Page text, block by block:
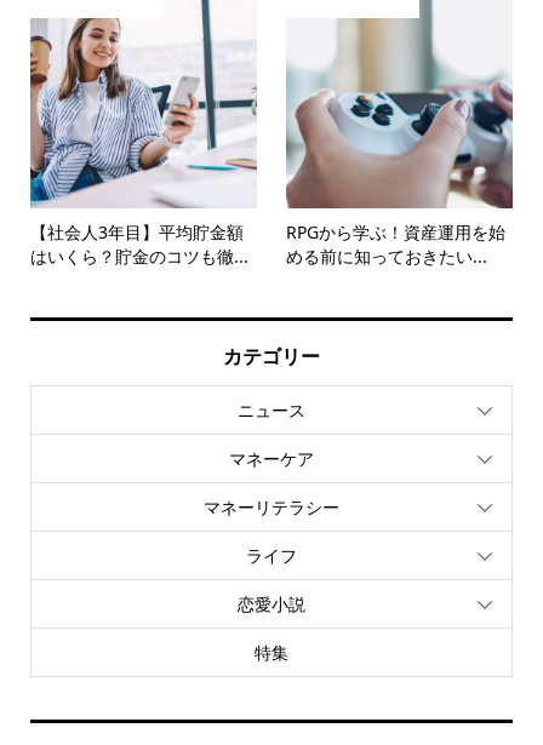
【社会人3年目】平均貯金額
はいくら？貯金のコツも徹...
RPGから学ぶ！資産運用を始
める前に知っておきたい...
カテゴリー
ニュース
マネーケア
マネーリテラシー
ライフ
恋愛小説
特集